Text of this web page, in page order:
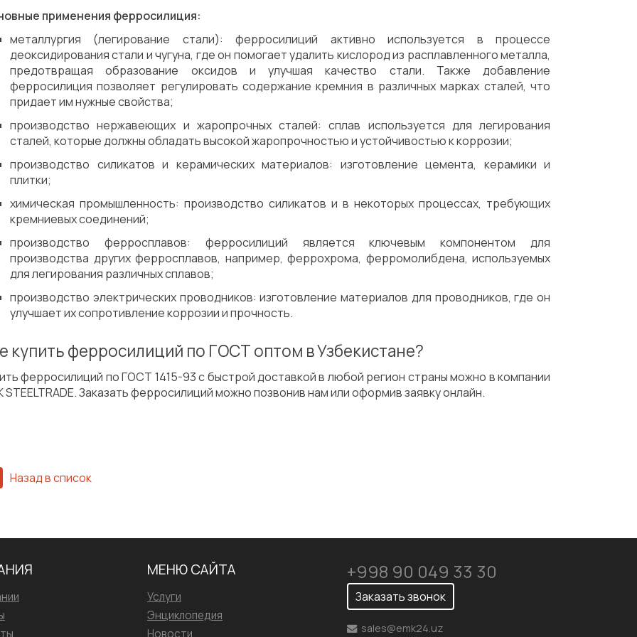
применения ферросилиция:
металлургия (легирование стали): ферросилиций активно используется в процессе
деоксидирования стали и чугуна, где он помогает удалить кислород из расплавленного металла,
предотвращая образование оксидов и улучшая качество стали. Также добавление
ферросилиция позволяет регулировать содержание кремния в различных марках сталей, что
придает им нужные свойства;
производство нержавеющих и жаропрочных сталей: сплав используется для легирования
сталей, которые должны обладать высокой жаропрочностью и устойчивостью к коррозии;
производство силикатов и керамических материалов: изготовление цемента, керамики и
плитки;
химическая промышленность: производство силикатов и в некоторых процессах, требующих
кремниевых соединений;
производство ферросплавов: ферросилиций является ключевым компонентом для
производства других ферросплавов, например, феррохрома, ферромолибдена, используемых
для легирования различных сплавов;
производство электрических проводников: изготовление материалов для проводников, где он
улучшает их сопротивление коррозии и прочность.
купить ферросилиций по ГОСТ оптом в Узбекистане?
ферросилиций по ГОСТ 1415-93 с быстрой доставкой в любой регион страны можно в компании
STEELTRADE. Заказать ферросилиций можно позвонив нам или оформив заявку онлайн.
Назад в список
+998 90 049 33 30
Заказать звонок
sales@emk24.uz
МЕНЮ САЙТА
Услуги
Энциклопедия
Новости